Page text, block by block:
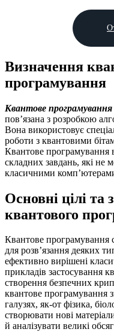
Визначення
програмування
Квантове програмування
пов’язана з розробкою
Вона використовує
роботи з квантовими
Квантове програмування
складних завдань, які не
класичними
Основні цілі та
квантового
Квантове програмування
для розв’язання деяких
ефективно вирішені
прикладів застосування
створення безпечних
квантове програмування
галузях, як-от фізика,
створювати нові
й аналізувати великі